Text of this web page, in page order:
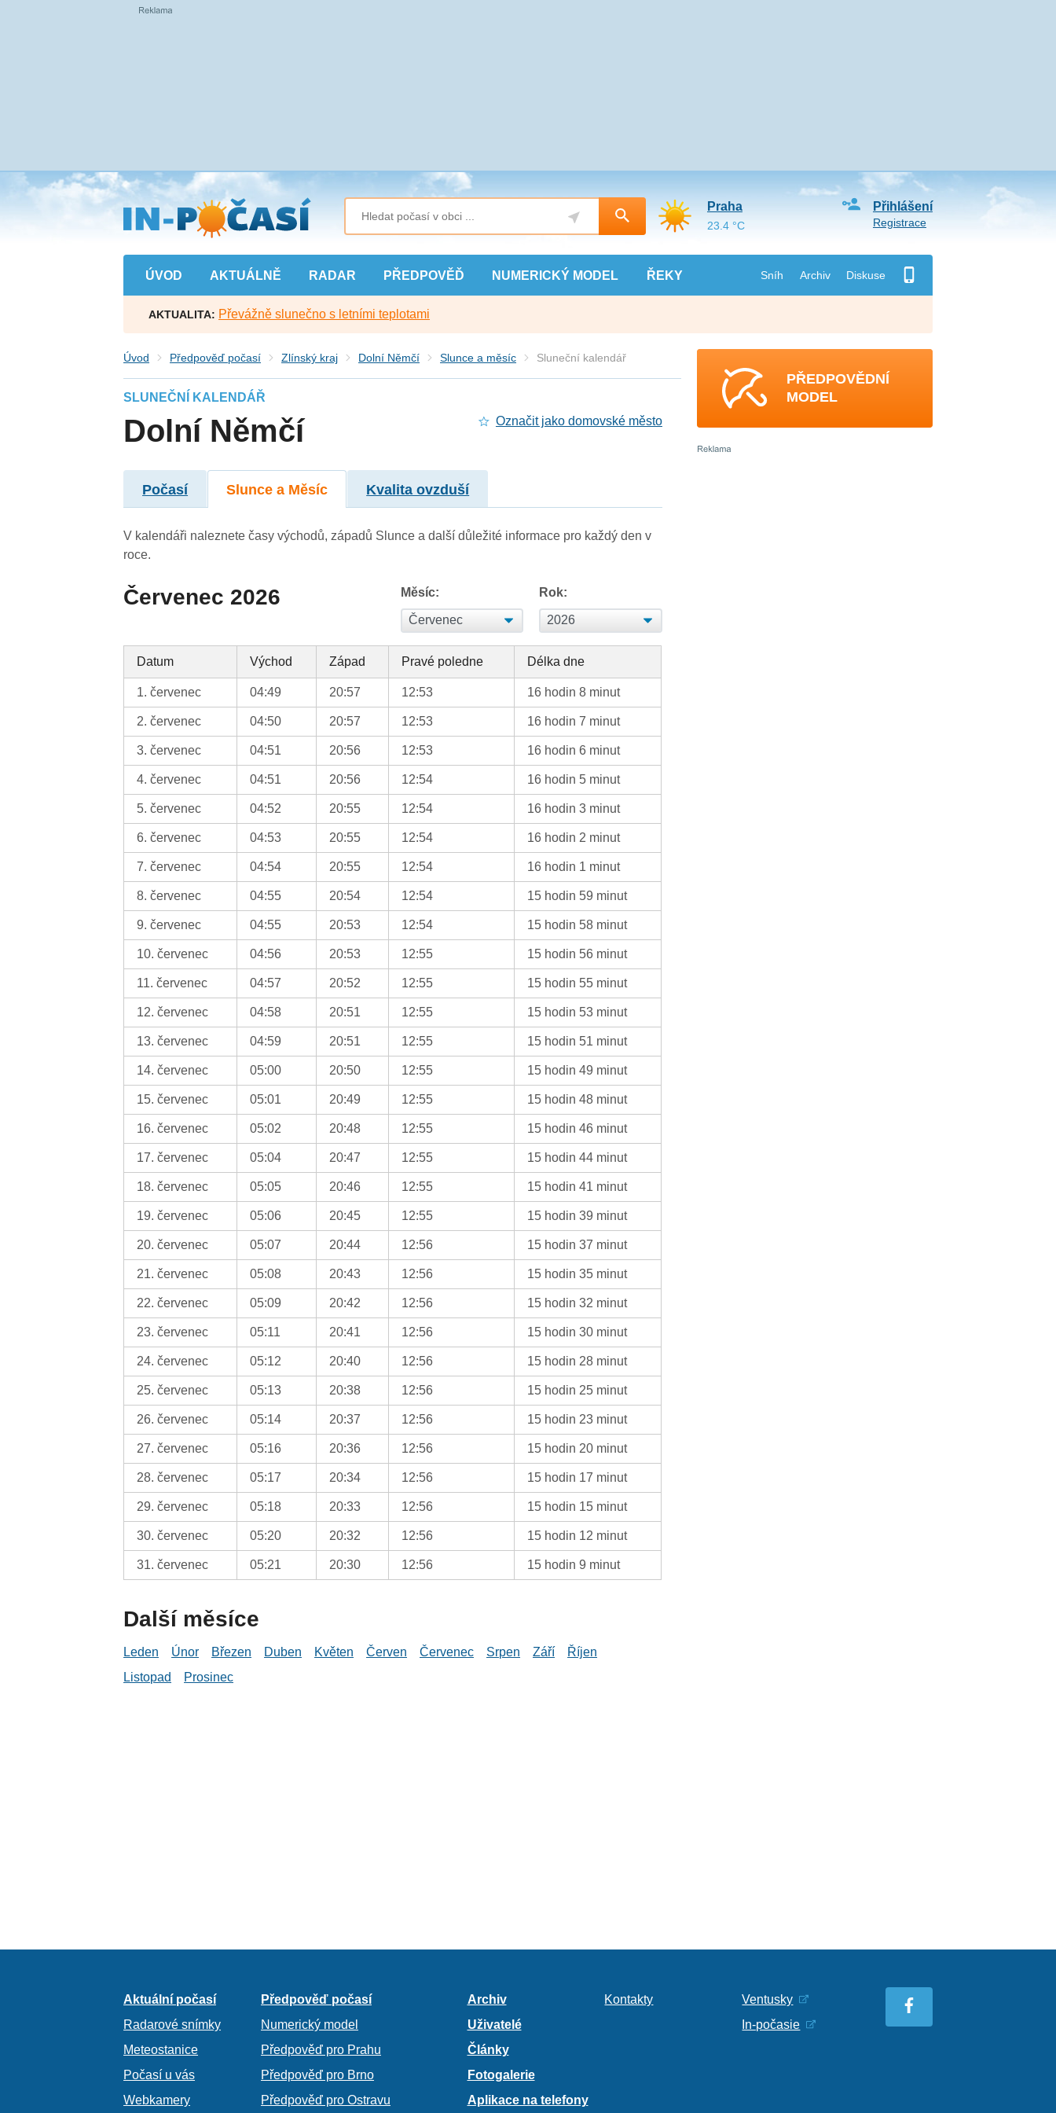
Přejít
na
hlavní
obsah
ÚVOD AKTUÁLNĚ RADAR PŘEDPOVĚĎ NUMERICKÝ MODEL ŘEKY Sníh Archiv Diskuse
Přihlášení
Registrace
Praha
23.4 °C
AKTUALITA: Převážně slunečno s letními teplotami
Úvod Předpověď počasí Zlínský kraj Dolní Němčí Slunce a měsíc Sluneční kalendář
SLUNEČNÍ KALENDÁŘ
Dolní Němčí Označit jako domovské město
Počasí Slunce a Měsíc Kvalita ovzduší
V kalendáři naleznete časy východů, západů Slunce a další důležité informace pro každý den v
roce.
Červenec 2026 Měsíc: Rok:
Datum Východ Západ Pravé poledne Délka dne
1. červenec 04:49 20:57 12:53 16 hodin 8 minut
2. červenec 04:50 20:57 12:53 16 hodin 7 minut
3. červenec 04:51 20:56 12:53 16 hodin 6 minut
4. červenec 04:51 20:56 12:54 16 hodin 5 minut
5. červenec 04:52 20:55 12:54 16 hodin 3 minut
6. červenec 04:53 20:55 12:54 16 hodin 2 minut
7. červenec 04:54 20:55 12:54 16 hodin 1 minut
8. červenec 04:55 20:54 12:54 15 hodin 59 minut
9. červenec 04:55 20:53 12:54 15 hodin 58 minut
10. červenec 04:56 20:53 12:55 15 hodin 56 minut
11. červenec 04:57 20:52 12:55 15 hodin 55 minut
12. červenec 04:58 20:51 12:55 15 hodin 53 minut
13. červenec 04:59 20:51 12:55 15 hodin 51 minut
14. červenec 05:00 20:50 12:55 15 hodin 49 minut
15. červenec 05:01 20:49 12:55 15 hodin 48 minut
16. červenec 05:02 20:48 12:55 15 hodin 46 minut
17. červenec 05:04 20:47 12:55 15 hodin 44 minut
18. červenec 05:05 20:46 12:55 15 hodin 41 minut
19. červenec 05:06 20:45 12:55 15 hodin 39 minut
20. červenec 05:07 20:44 12:56 15 hodin 37 minut
21. červenec 05:08 20:43 12:56 15 hodin 35 minut
22. červenec 05:09 20:42 12:56 15 hodin 32 minut
23. červenec 05:11 20:41 12:56 15 hodin 30 minut
24. červenec 05:12 20:40 12:56 15 hodin 28 minut
25. červenec 05:13 20:38 12:56 15 hodin 25 minut
26. červenec 05:14 20:37 12:56 15 hodin 23 minut
27. červenec 05:16 20:36 12:56 15 hodin 20 minut
28. červenec 05:17 20:34 12:56 15 hodin 17 minut
29. červenec 05:18 20:33 12:56 15 hodin 15 minut
30. červenec 05:20 20:32 12:56 15 hodin 12 minut
31. červenec 05:21 20:30 12:56 15 hodin 9 minut
Další měsíce
Leden Únor Březen Duben Květen Červen Červenec Srpen Září
Říjen
Listopad
Prosinec
PŘEDPOVĚDNÍ
MODEL
Aktuální počasí
Radarové snímky
Meteostanice
Počasí u vás
Webkamery
Předpověď počasí
Numerický model
Předpověď pro Prahu
Předpověď pro Brno
Předpověď pro Ostravu
Archiv
Uživatelé
Články
Fotogalerie
Aplikace na telefony
Kontakty
Ventusky
In-počasie